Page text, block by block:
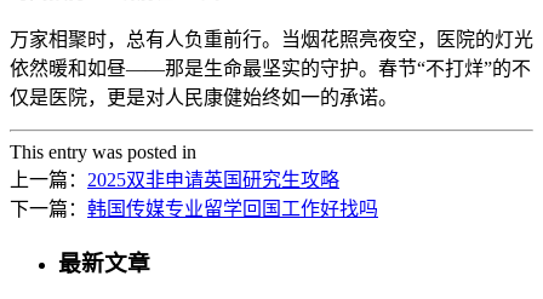
万家相聚时，总有人负重前行。当烟花照亮夜空，医院的灯光
依然暖和如昼——那是生命最坚实的守护。春节“不打烊”的不
仅是医院，更是对人民康健始终如一的承诺。
This entry was posted in
上一篇： 2025双非申请英国研究生攻略
下一篇： 韩国传媒专业留学回国工作好找吗
最新文章